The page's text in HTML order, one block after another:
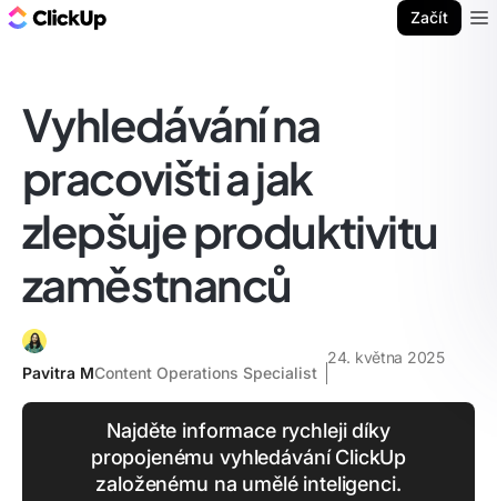
Začít
Vyhledávání na
pracovišti a jak
zlepšuje produktivitu
zaměstnanců
Pavitra MContent Operations Specialist
24. května 2025
Najděte informace rychleji díky
propojenému vyhledávání ClickUp
založenému na umělé inteligenci.